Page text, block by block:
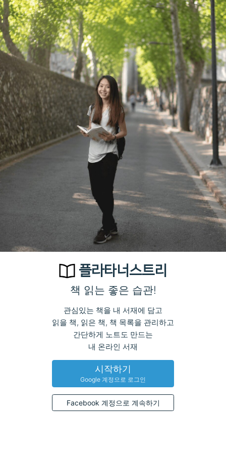
플라타너스트리
책 읽는 좋은 습관!
관심있는 책을 내 서재에 담고
읽을 책, 읽은 책, 책 목록을 관리하고
간단하게 노트도 만드는
내 온라인 서재
시작하기
Google 계정으로 로그인
Facebook 계정으로 계속하기